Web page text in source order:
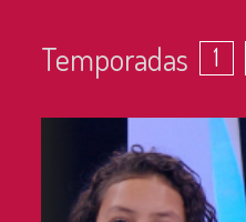
Temporadas 1